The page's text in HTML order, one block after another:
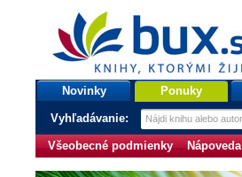
bux.sk
knihy, ktorými žijete
Úvodná stránka
Novinky Ponuky
Vyhľadávanie:
Všeobecné podmienky Nápoveda